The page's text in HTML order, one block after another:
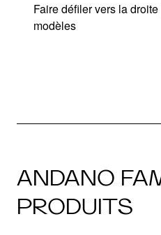
Faire défiler vers la
modèles
ANDANO
PRODUITS